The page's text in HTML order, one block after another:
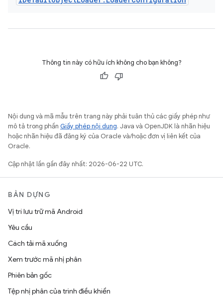
Thông tin này có hữu ích không cho bạn không?
Nội dung và mã mẫu trên trang này phải tuân thủ các giấy phép như
mô tả trong phần Giấy phép nội dung. Java và OpenJDK là nhãn hiệu
hoặc nhãn hiệu đã đăng ký của Oracle và/hoặc đơn vị liên kết của
Oracle.
Cập nhật lần gần đây nhất: 2026-06-22 UTC.
BẢN DỰNG
Vị trí lưu trữ mã Android
Yêu cầu
Cách tải mã xuống
Xem trước mã nhị phân
Phiên bản gốc
Tệp nhị phân của trình điều khiển